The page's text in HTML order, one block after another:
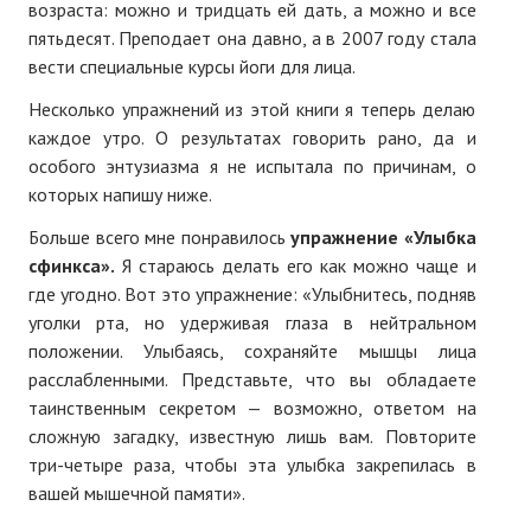
№ 6
№ 7
№ 8
№ 9
№ 1
№ 2
№ 3
№ 4
№ 5
возраста: можно и тридцать ей дать, а можно и все
пятьдесят. Преподает она давно, а в 2007 году стала
вести специальные курсы йоги для лица.
Несколько упражнений из этой книги я теперь делаю
каждое утро. О результатах говорить рано, да и
особого энтузиазма я не испытала по причинам, о
которых напишу ниже.
Больше всего мне понравилось упражнение «Улыбка
сфинкса». Я стараюсь делать его как можно чаще и
где угодно. Вот это упражнение: «Улыбнитесь, подняв
уголки рта, но удерживая глаза в нейтральном
положении. Улыбаясь, сохраняйте мышцы лица
расслабленными. Представьте, что вы обладаете
таинственным секретом — возможно, ответом на
сложную загадку, известную лишь вам. Повторите
три-четыре раза, чтобы эта улыбка закрепилась в
вашей мышечной памяти».